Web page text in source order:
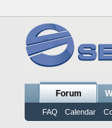
Forum
FAQ Calendar